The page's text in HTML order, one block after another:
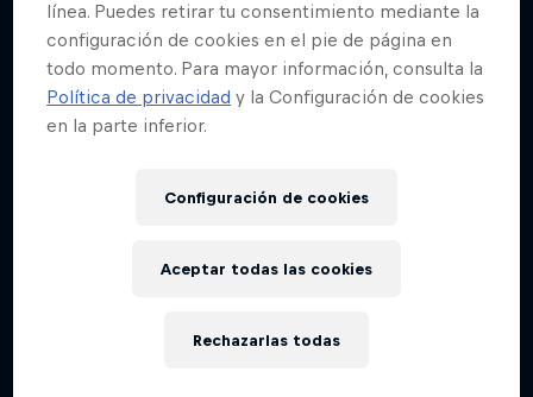
línea. Puedes retirar tu consentimiento mediante la
configuración de cookies en el pie de página en
todo momento. Para mayor información, consulta la
Política de privacidad y la Configuración de cookies
en la parte inferior.
Configuración de cookies
Rechazarlas todas
Aceptar todas las cookies